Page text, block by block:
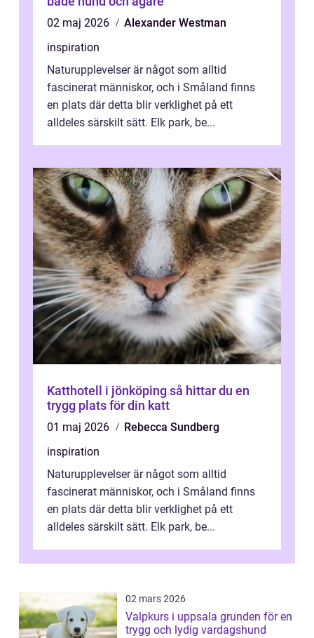
02 maj 2026
Alexander Westman
inspiration
Naturupplevelser är något som alltid
fascinerat människor, och i Småland finns
en plats där detta blir verklighet på ett
alldeles särskilt sätt. Elk park, be...
Katthotell i jönköping så hittar du en
trygg plats för din katt
01 maj 2026
Rebecca Sundberg
inspiration
Naturupplevelser är något som alltid
fascinerat människor, och i Småland finns
en plats där detta blir verklighet på ett
alldeles särskilt sätt. Elk park, be...
02 mars 2026
Valpkurs i uppsala grunden för en
trygg och lydig vardagshund